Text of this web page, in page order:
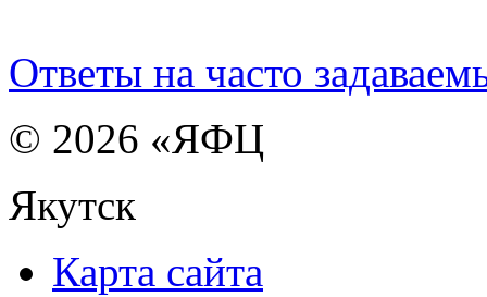
Ответы на часто
© 2026 «ЯФЦ
Якутск
Карта сайта